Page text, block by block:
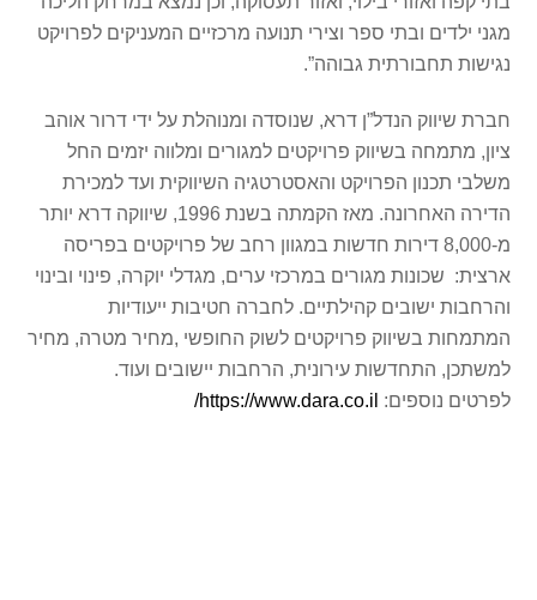
מגני ילדים ובתי ספר וצירי תנועה מרכזיים המעניקים לפרויקט
נגישות תחבורתית גבוהה”.
חברת שיווק הנדל”ן דרא, שנוסדה ומנוהלת על ידי דרור אוהב
ציון, מתמחה בשיווק פרויקטים למגורים ומלווה יזמים החל
משלבי תכנון הפרויקט והאסטרטגיה השיווקית ועד למכירת
הדירה האחרונה. מאז הקמתה בשנת 1996, שיווקה דרא יותר
מ-8,000 דירות חדשות במגוון רחב של פרויקטים בפריסה
ארצית: שכונות מגורים במרכזי ערים, מגדלי יוקרה, פינוי ובינוי
והרחבות ישובים קהילתיים. לחברה חטיבות ייעודיות
המתמחות בשיווק פרויקטים לשוק החופשי ,מחיר מטרה, מחיר
למשתכן, התחדשות עירונית, הרחבות יישובים ועוד.
לפרטים נוספים: https://www.dara.co.il/